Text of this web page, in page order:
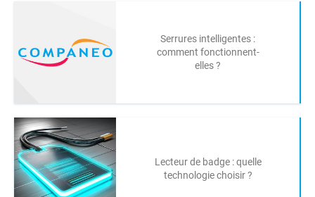
Serrures intelligentes :
comment fonctionnent-
elles ?
Lecteur de badge : quelle
technologie choisir ?